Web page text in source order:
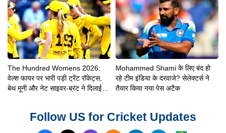
The Hundred Womens 2026:
वेल्श फायर पर भारी पड़ी ट्रेंट रॉकेट्स,
बेथ मूनी और नेट साइवर-ब्रंट ने दिलाई 8
Mohammed Shami के लिए बंद हो
रहे टीम इंडिया के दरवाजे? सेलेक्टर्स ने
तैयार किया नया पेस अटैक
Follow US for Cricket Updates